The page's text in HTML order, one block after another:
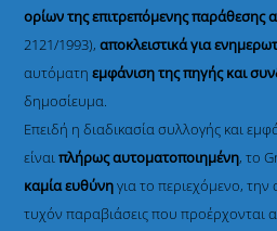
ορίων της επιτρεπόμενης
2121/1993), αποκλειστικά για
αυτόματηεμφάνιση της πηγής και
δημοσίευμα.
Επειδή η διαδικασία συλλογής και
είναιπλήρως αυτοματοποιημένη, το
καμία ευθύνηγια το περιεχόμενο, την
τυχόν παραβιάσεις που προέρχονται